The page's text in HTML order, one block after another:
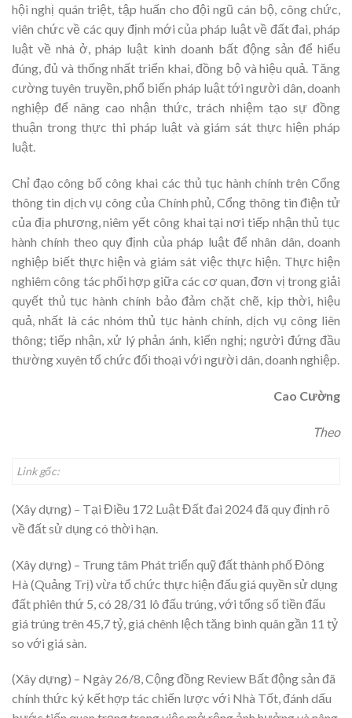
hội nghị quán triệt, tập huấn cho đội ngũ cán bộ, công chức,
viên chức về các quy định mới của pháp luật về đất đai, pháp
luật về nhà ở, pháp luật kinh doanh bất động sản để hiểu
đúng, đủ và thống nhất triển khai, đồng bộ và hiệu quả. Tăng
cường tuyên truyền, phổ biến pháp luật tới người dân, doanh
nghiệp để nâng cao nhận thức, trách nhiệm tạo sự đồng
thuận trong thực thi pháp luật và giám sát thực hiện pháp
luật.
Chỉ đạo công bố công khai các thủ tục hành chính trên Cổng
thông tin dịch vụ công của Chính phủ, Cổng thông tin điện tử
của địa phương, niêm yết công khai tại nơi tiếp nhận thủ tục
hành chính theo quy định của pháp luật để nhân dân, doanh
nghiệp biết thực hiện và giám sát việc thực hiện. Thực hiện
nghiêm công tác phối hợp giữa các cơ quan, đơn vị trong giải
quyết thủ tục hành chính bảo đảm chặt chẽ, kịp thời, hiệu
quả, nhất là các nhóm thủ tục hành chính, dịch vụ công liên
thông; tiếp nhận, xử lý phản ánh, kiến nghị; người đứng đầu
thường xuyên tổ chức đối thoại với người dân, doanh nghiệp.
Cao Cường
Theo
Link gốc:
(Xây dựng) – Tại Điều 172 Luật Đất đai 2024 đã quy định rõ
về đất sử dụng có thời hạn.
(Xây dựng) – Trung tâm Phát triển quỹ đất thành phố Đông
Hà (Quảng Trị) vừa tổ chức thực hiện đấu giá quyền sử dụng
đất phiên thứ 5, có 28/31 lô đấu trúng, với tổng số tiền đấu
giá trúng trên 45,7 tỷ, giá chênh lệch tăng bình quân gần 11 tỷ
so với giá sàn.
(Xây dựng) – Ngày 26/8, Cộng đồng Review Bất động sản đã
chính thức ký kết hợp tác chiến lược với Nhà Tốt, đánh dấu